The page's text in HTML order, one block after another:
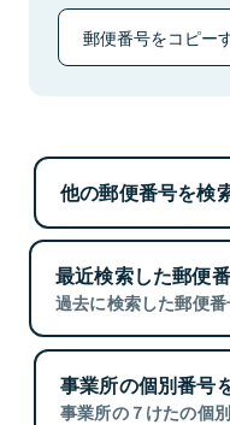
郵便番号をコピー
他の郵便番号を検
最近検索した郵便
過去に検索した郵便番
事業所の個別番号
事業所の７けたの個